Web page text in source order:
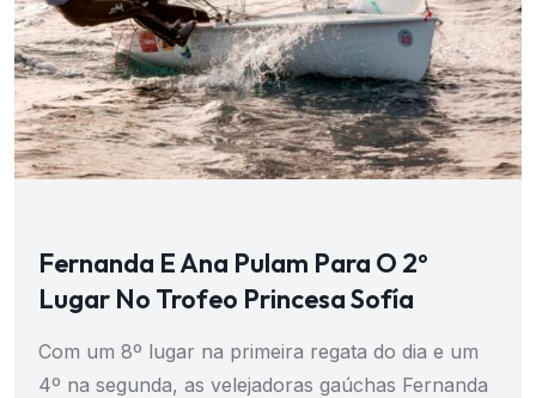
Fernanda E Ana Pulam Para O 2º
Lugar No Trofeo Princesa Sofía
Com um 8º lugar na primeira regata do dia e um
4º na segunda, as velejadoras gaúchas Fernanda